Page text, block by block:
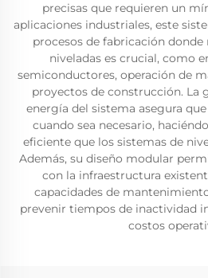
precisas que requieren un
aplicaciones industriales, este
procesos de fabricación
niveladas es crucial, como
semiconductores, operación de
proyectos de construcción. La
energía del sistema asegura
cuando sea necesario,
eficiente que los sistemas de
Además, su diseño modular
con la infraestructura
capacidades de
prevenir tiempos de inactividad
costos